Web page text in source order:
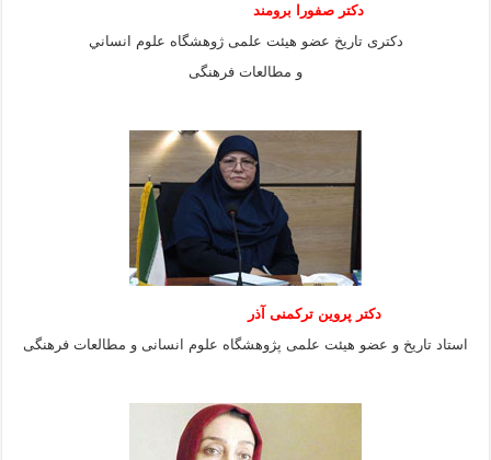
دكتر صفورا برومند
دكترى تاريخ عضو هيئت علمى ژوهشگاه علوم انساني
و مطالعات فرهنگى
دکتر پروین ترکمنی آذر
استاد تاریخ و عضو هیئت علمی پژوهشگاه علوم انسانی و مطالعات فرهنگى